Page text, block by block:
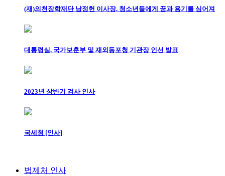
(재)의천장학재단 남정헌 이사장, 청소년들에게 꿈과 용기를 심어져
대통령실, 국가보훈부 및 재외동포청 기관장 인선 발표
2023년 상반기 검사 인사
국세청 [인사]
법제처 인사